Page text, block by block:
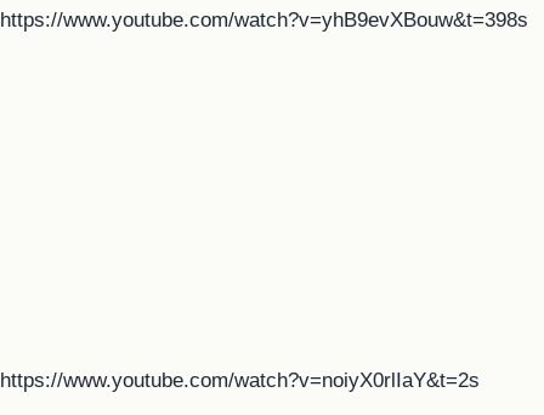
https://www.youtube.com/watch?v=yhB9evXBouw&t=398s
https://www.youtube.com/watch?v=noiyX0rlIaY&t=2s